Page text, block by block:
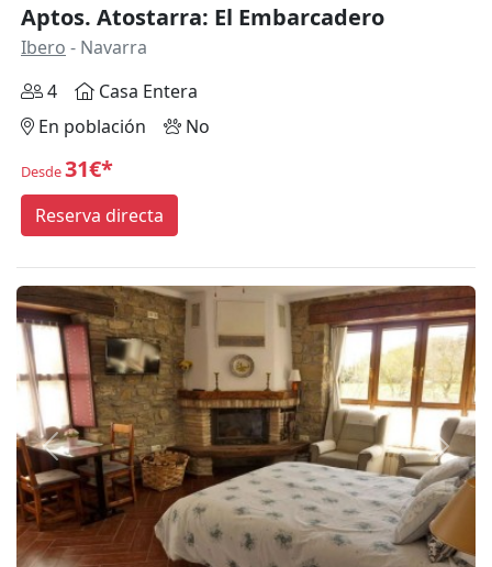
Aptos. Atostarra: El Embarcadero
Ibero - Navarra
4
Casa Entera
En población
No
Desde31€*
Reserva directa
Anterior